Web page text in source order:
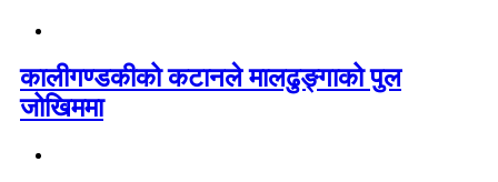
कालीगण्डकीको कटानले मालढुङ्गाको पुल
जोखिममा